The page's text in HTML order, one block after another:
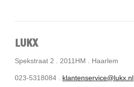
LUKX
Spekstraat 2 . 2011HM . Haarlem
023-5318084 . klantenservice@lukx.nl